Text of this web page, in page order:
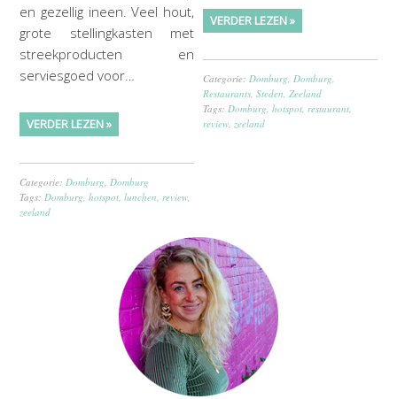
en gezellig ineen. Veel hout,
grote stellingkasten met
streekproducten en
serviesgoed voor…
VERDER LEZEN »
Categorie: Domburg Domburg
Tags: Domburg ,hotspot ,lunchen review
zeeland
VERDER LEZEN »
Categorie: Domburg Domburg
Restaurants ,Steden Zeeland
Tags: Domburg ,hotspot restaurant
review zeeland